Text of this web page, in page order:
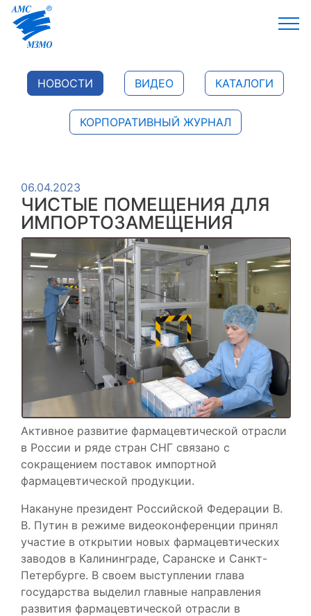
НОВОСТИ ВИДЕО КАТАЛОГИ
КОРПОРАТИВНЫЙ ЖУРНАЛ
06.04.2023
ЧИСТЫЕ ПОМЕЩЕНИЯ ДЛЯ
ИМПОРТОЗАМЕЩЕНИЯ
Активное развитие фармацевтической отрасли
в России и ряде стран СНГ связано с
сокращением поставок импортной
фармацевтической продукции.
Накануне президент Российской Федерации В.
В. Путин в режиме видеоконференции принял
участие в открытии новых фармацевтических
заводов в Калининграде, Саранске и Санкт-
Петербурге. В своем выступлении глава
государства выделил главные направления
развития фармацевтической отрасли в